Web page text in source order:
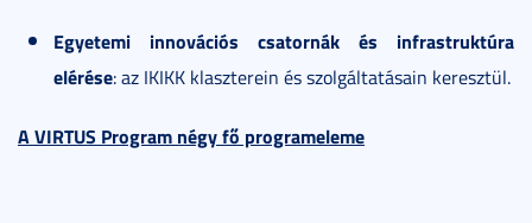
Egyetemi innovációs csatornák és infrastruktúra
elérése: az IKIKK klaszterein és szolgáltatásain keresztül.
A VIRTUS Program négy fő programeleme